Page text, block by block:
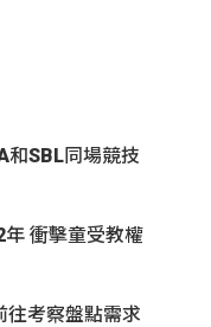
和SBL同場競技
衝擊童受教權
往考察盤點需求